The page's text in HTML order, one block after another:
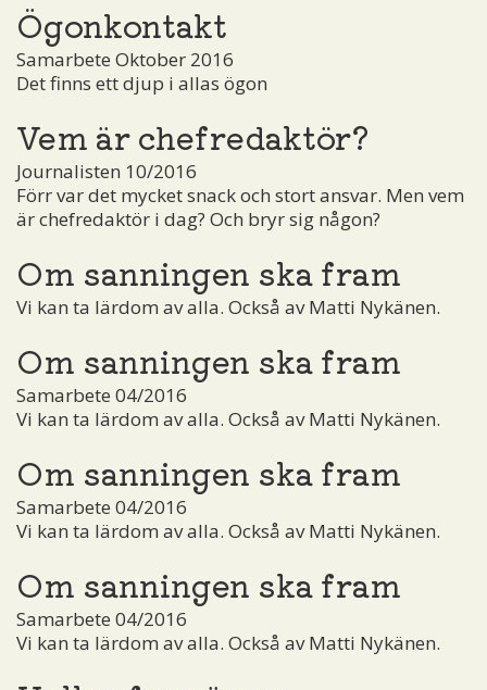
Ögonkontakt
Samarbete Oktober 2016
Det finns ett djup i allas ögon
Vem är chefredaktör?
Journalisten 10/2016
Förr var det mycket snack och stort ansvar. Men vem
är chefredaktör i dag? Och bryr sig någon?
Om sanningen ska fram
Vi kan ta lärdom av alla. Också av Matti Nykänen.
Om sanningen ska fram
Samarbete 04/2016
Vi kan ta lärdom av alla. Också av Matti Nykänen.
Om sanningen ska fram
Samarbete 04/2016
Vi kan ta lärdom av alla. Också av Matti Nykänen.
Om sanningen ska fram
Samarbete 04/2016
Vi kan ta lärdom av alla. Också av Matti Nykänen.